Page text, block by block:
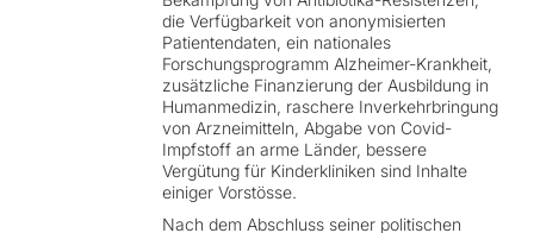
die Verfügbarkeit von anonymisierten
Patientendaten, ein nationales
Forschungsprogramm Alzheimer-Krankheit,
zusätzliche Finanzierung der Ausbildung in
Humanmedizin, raschere Inverkehrbringung
von Arzneimitteln, Abgabe von Covid-
Impfstoff an arme Länder, bessere
Vergütung für Kinderkliniken sind Inhalte
einiger Vorstösse.
Nach dem Abschluss seiner politischen